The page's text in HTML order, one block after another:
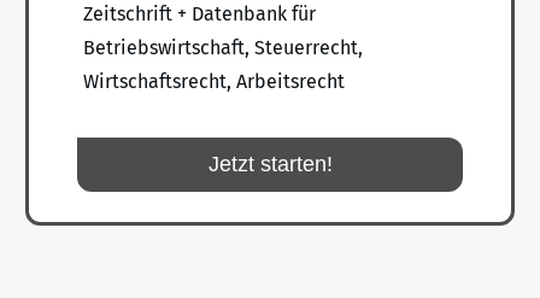
Zeitschrift + Datenbank für
Betriebswirtschaft, Steuerrecht,
Wirtschaftsrecht, Arbeitsrecht
Jetzt starten!